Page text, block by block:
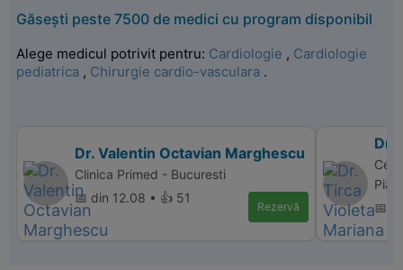
Găsești peste 7500 de medici cu program disponibil
Alege medicul potrivit pentru: Cardiologie , Cardiologie
pediatrica , Chirurgie cardio-vasculara .
Dr. Valentin Octavian Marghescu
Clinica Primed - Bucuresti
📅 din 12.08 • 👍 51
Rezervă
Dr.
📅